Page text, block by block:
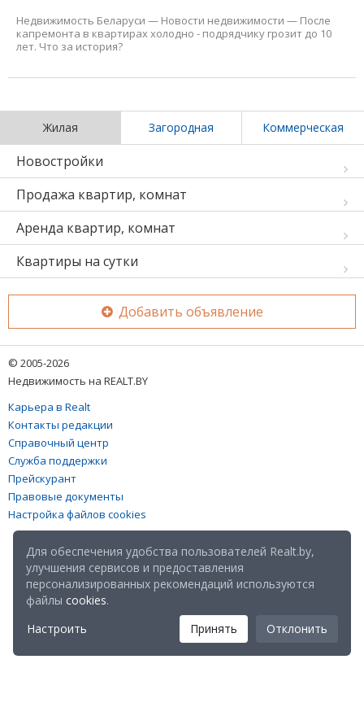
Недвижимость Беларуси — Новости недвижимости — После
капремонта в квартирах холодно - подрядчику грозит до 10
лет. Что за история?
Жилая Загородная Коммерческая
Новостройки
Продажа квартир, комнат
Аренда квартир, комнат
Квартиры на сутки
Добавить объявление
© 2005-2026
Недвижимость на REALT.BY
Карьера в Realt
Контакты редакции
Справочный центр
Служба поддержки
Прейскурант
Правовые документы
Настройка файлов cookies
Для обеспечения удобства пользователей Realt.by,
улучшения сервисов и предоставления
персонализированных рекомендаций используются
файлы cookies.
Настроить
Принять Отклонить